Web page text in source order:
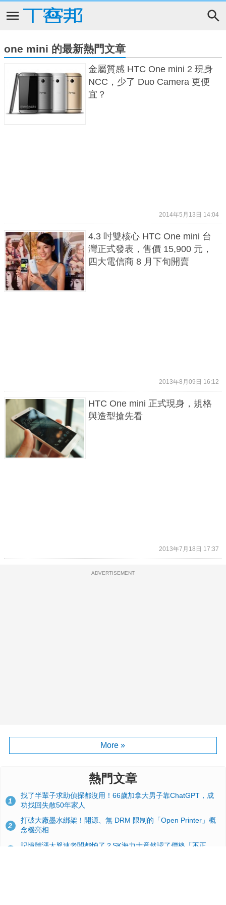
one mini 的最新熱門文章
金屬質感 HTC One mini 2 現身
NCC，少了 Duo Camera 更便
宜？
2014年5月13日 14:04
4.3 吋雙核心 HTC One mini 台
灣正式發表，售價 15,900 元，
四大電信商 8 月下旬開賣
2013年8月09日 16:12
HTC One mini 正式現身，規格
與造型搶先看
2013年7月18日 17:37
ADVERTISEMENT
More »
熱門文章
1
找了半輩子求助偵探都沒用！66歲加拿大男子靠ChatGPT，成
功找回失散50年家人
2
打破大廠墨水綁架！開源、無 DRM 限制的「Open Printer」概
念機亮相
記憶體漲太兇連老闆都怕了？SK海力士竟然認了價格「不正